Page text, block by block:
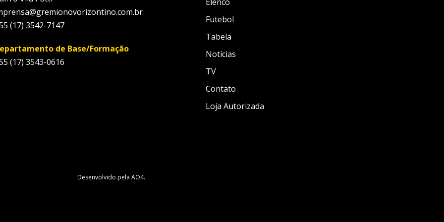
(17) 3542-7147
de Base/Formação
(17) 3543-0616
Futebol
Tabela
Notícias
TV
Contato
Loja Autorizada
Desenvolvido pela AO4.